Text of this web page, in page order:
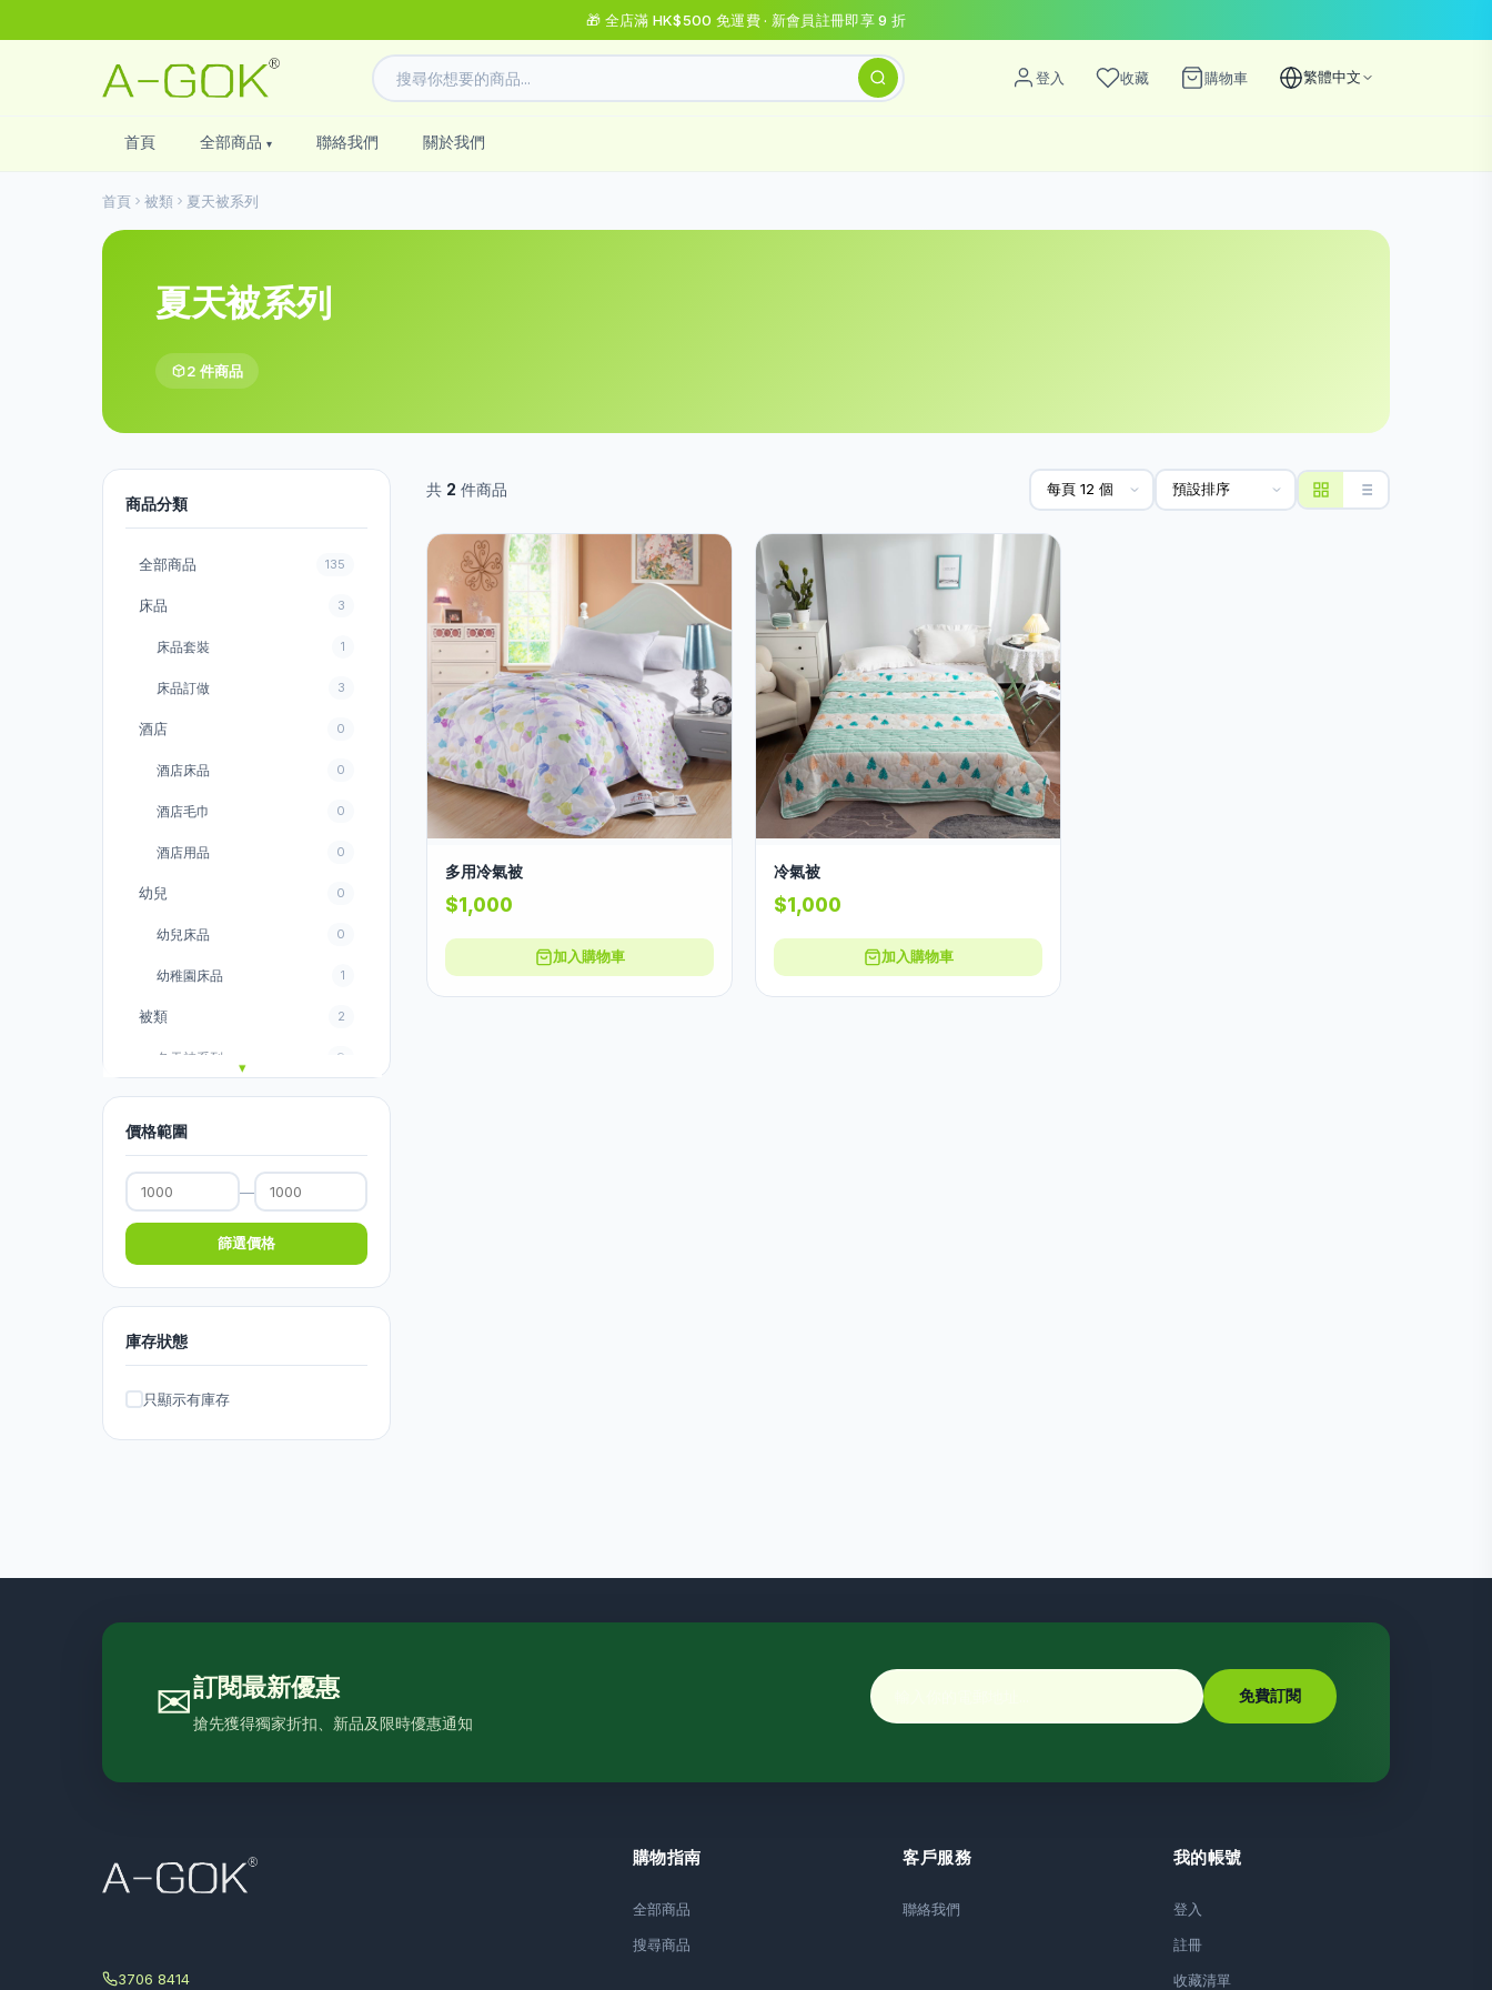
🎁 全店滿 HK$500 免運費 · 新會員註冊即享 9 折
登入 收藏 購物車 繁體中文
首頁 全部商品 聯絡我們 關於我們
首頁 被類 夏天被系列
夏天被系列
2 件商品
商品分類
全部商品 135
床品 3
床品套裝 1
床品訂做 3
酒店 0
酒店床品 0
酒店毛巾 0
酒店用品 0
幼兒 0
幼兒床品 0
幼稚園床品 1
被類 2
冬天被系列 9
夏天被系列 2
毛巾被
毛毯 2
枕頭 9
床褥
窗簾
價格範圍
—
篩選價格
庫存狀態
只顯示有庫存
共 2 件商品
多用冷氣被
$1,000
加入購物車
冷氣被
$1,000
加入購物車
✉訂閱最新優惠
搶先獲得獨家折扣、新品及限時優惠通知
免費訂閱
3706 8414
購物指南
全部商品
搜尋商品
客戶服務
聯絡我們
我的帳號
登入
註冊
收藏清單